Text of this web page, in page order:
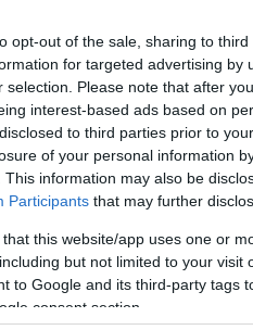
opt-out of the sale, sharing to
for targeted advertising by
selection. Please note that after
interest-based ads based on
to third parties prior to
of your personal information
This information may also be
Participants that may further
that this website/app uses one or
but not limited to your
to Google and its third-party tags
consent section.